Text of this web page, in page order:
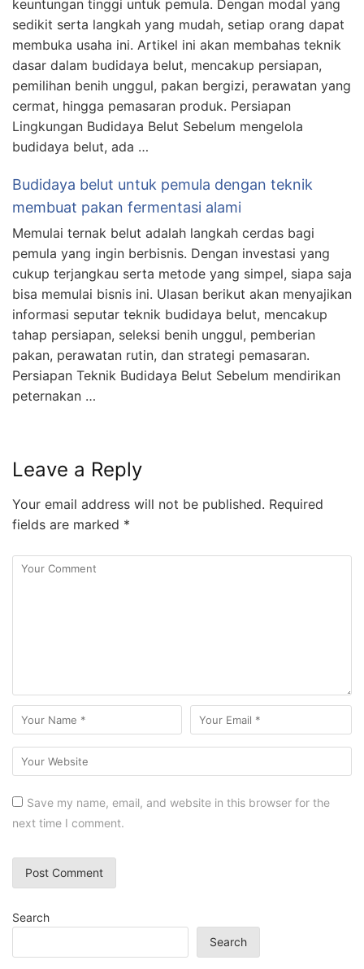
keuntungan tinggi untuk pemula. Dengan modal yang
sedikit serta langkah yang mudah, setiap orang dapat
membuka usaha ini. Artikel ini akan membahas teknik
dasar dalam budidaya belut, mencakup persiapan,
pemilihan benih unggul, pakan bergizi, perawatan yang
cermat, hingga pemasaran produk. Persiapan
Lingkungan Budidaya Belut Sebelum mengelola
budidaya belut, ada …
Budidaya belut untuk pemula dengan teknik
membuat pakan fermentasi alami
Memulai ternak belut adalah langkah cerdas bagi
pemula yang ingin berbisnis. Dengan investasi yang
cukup terjangkau serta metode yang simpel, siapa saja
bisa memulai bisnis ini. Ulasan berikut akan menyajikan
informasi seputar teknik budidaya belut, mencakup
tahap persiapan, seleksi benih unggul, pemberian
pakan, perawatan rutin, dan strategi pemasaran.
Persiapan Teknik Budidaya Belut Sebelum mendirikan
peternakan …
Leave a Reply
Your email address will not be published. Required
fields are marked *
Save my name, email, and website in this browser for the
next time I comment.
Search
Search